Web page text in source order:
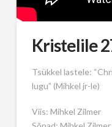
Kristelile
Tsükkel lastele:
lugu” (Mihkel jr-le)
Viis: Mihkel Zilmer